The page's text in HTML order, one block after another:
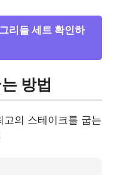
리들 세트 확인하
방법
의 스테이크를 굽는